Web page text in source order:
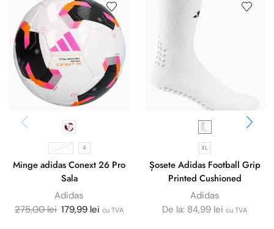
FUTSAL 4
Minge adidas Conext 26 Pro
Sala
Adidas
275,00lei 179,99 lei cu TVA
XL
Șosete Adidas Football Grip
Printed Cushioned
Adidas
De la: 84,99 lei cu TVA